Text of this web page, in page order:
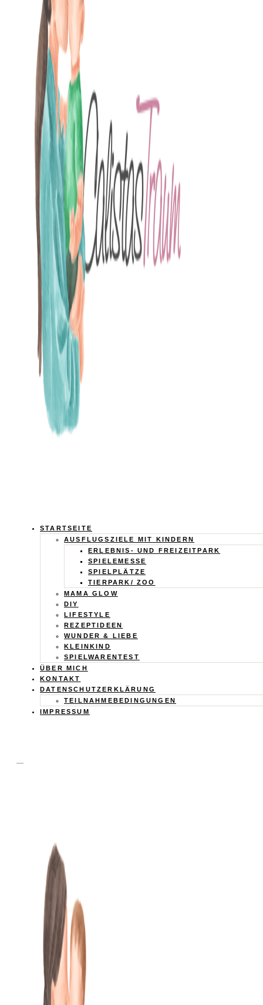
Calistas
Traum
STARTSEITE
AUSFLUGSZIELE MIT KINDERN
ERLEBNIS- UND FREIZEITPARK
SPIELEMESSE
SPIELPLÄTZE
TIERPARK/ ZOO
MAMA GLOW
DIY
LIFESTYLE
REZEPTIDEEN
WUNDER & LIEBE
KLEINKIND
SPIELWARENTEST
ÜBER MICH
KONTAKT
DATENSCHUTZERKLÄRUNG
TEILNAHMEBEDINGUNGEN
IMPRESSUM